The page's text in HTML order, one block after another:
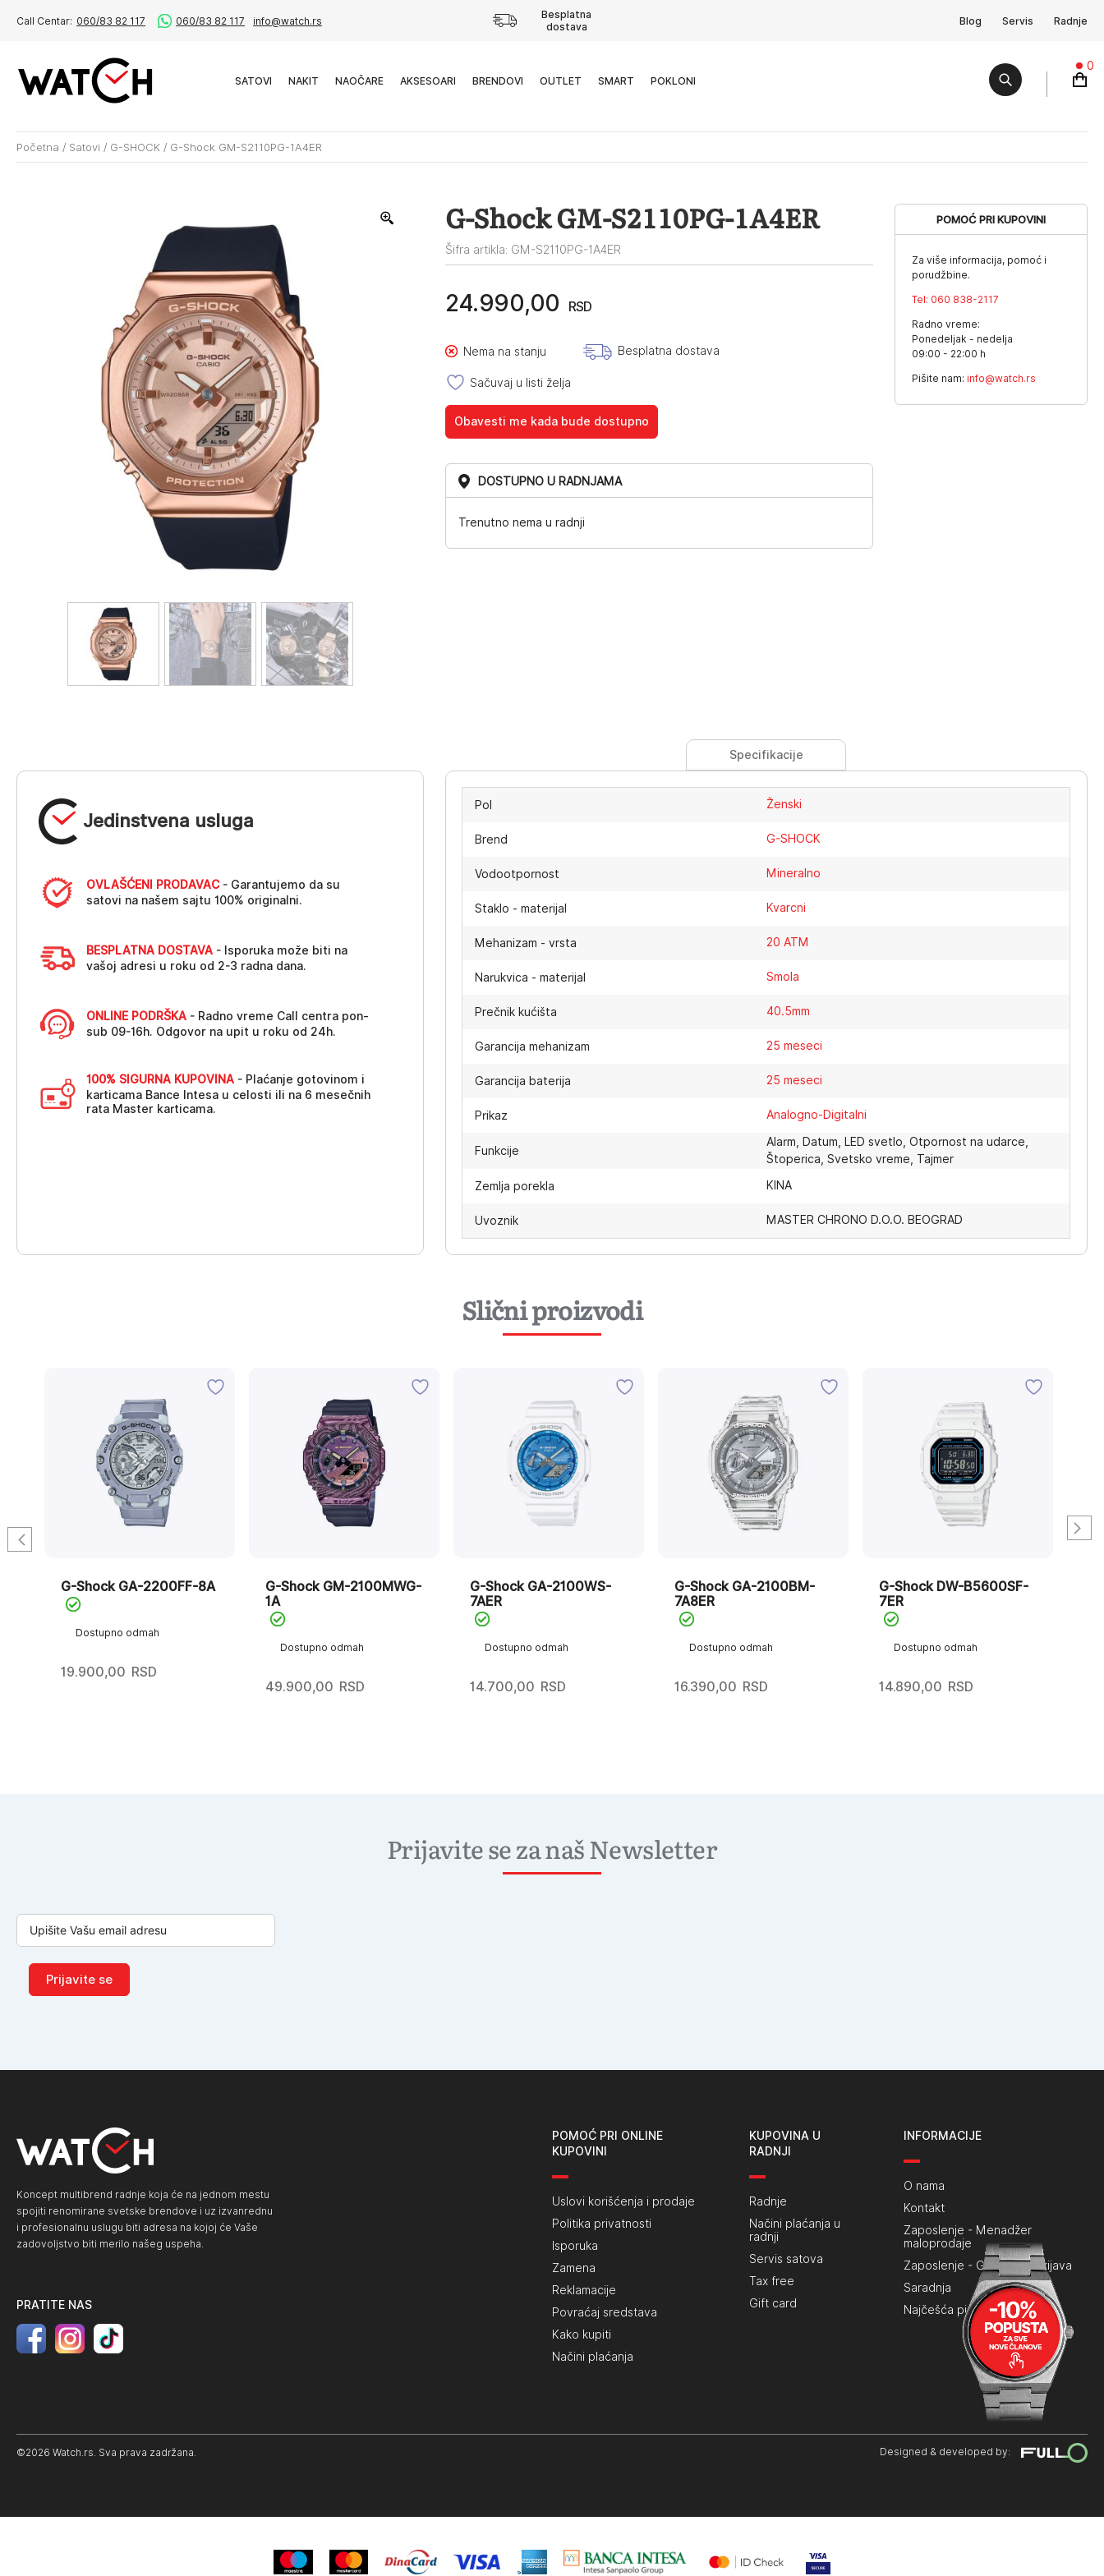
Call Centar: 060/83 82 117 060/83 82 117 info@watch.rs
Besplatna
dostava
Blog Servis Radnje
SATOVI NAKIT NAOČARE AKSESOARI BRENDOVI OUTLET SMART POKLONI
0
Početna / Satovi / G-SHOCK / G-Shock GM-S2110PG-1A4ER
G-Shock GM-S2110PG-1A4ER
Šifra artikla: GM-S2110PG-1A4ER
24.990,00 RSD
Nema na stanju Besplatna dostava
Sačuvaj u listi želja
Obavesti me kada bude dostupno
DOSTUPNO U RADNJAMA
Trenutno nema u radnji
POMOĆ PRI KUPOVINI
Za više informacija, pomoć i
porudžbine.
Tel: 060 838-2117
Radno vreme:
Ponedeljak - nedelja
09:00 - 22:00 h
Pišite nam: info@watch.rs
Jedinstvena usluga
OVLAŠĆENI PRODAVAC- Garantujemo da su
satovi na našem sajtu 100% originalni.
BESPLATNA DOSTAVA - Isporuka može biti na
vašoj adresi u roku od 2-3 radna dana.
ONLINE PODRŠKA - Radno vreme Call centra pon-
sub 09-16h. Odgovor na upit u roku od 24h.
100% SIGURNA KUPOVINA - Plaćanje gotovinom i
karticama Bance Intesa u celosti ili na 6 mesečnih
rata Master karticama.
Specifikacije
Pol Ženski
Brend G-SHOCK
Vodootpornost Mineralno
Staklo - materijal Kvarcni
Mehanizam - vrsta 20 ATM
Narukvica - materijal Smola
Prečnik kućišta 40.5mm
Garancija mehanizam 25 meseci
Garancija baterija 25 meseci
Prikaz Analogno-Digitalni
Funkcije
Alarm, Datum, LED svetlo, Otpornost na udarce,
Štoperica, Svetsko vreme, Tajmer
Zemlja porekla KINA
Uvoznik MASTER CHRONO D.O.O. BEOGRAD
Slični proizvodi
Dostupno odmah
G-Shock GA-2200FF-8A
19.900,00 RSD
Dostupno odmah
G-Shock GM-2100MWG-
1A
49.900,00 RSD
Dostupno odmah
G-Shock GA-2100WS-
7AER
14.700,00 RSD
Dostupno odmah
G-Shock GA-2100BM-
7A8ER
16.390,00 RSD
Dostupno odmah
G-Shock DW-B5600SF-
7ER
14.890,00 RSD
Prijavite se za naš Newsletter
Prijavite se
Koncept multibrend radnje koja će na jednom mestu
spojiti renomirane svetske brendove i uz izvanrednu
i profesionalnu uslugu biti adresa na kojoj će Vaše
zadovoljstvo biti merilo našeg uspeha.
PRATITE NAS
POMOĆ PRI ONLINE
KUPOVINI
Uslovi korišćenja i prodaje
Politika privatnosti
Isporuka
Zamena
Reklamacije
Povraćaj sredstava
Kako kupiti
Načini plaćanja
KUPOVINA U
RADNJI
Radnje
Načini plaćanja u
radnji
Servis satova
Tax free
Gift card
INFORMACIJE
O nama
Kontakt
Zaposlenje - Menadžer
maloprodaje
Zaposlenje - Generalna prijava
Saradnja
Najčešća pitanja
©2026 Watch.rs. Sva prava zadržana. Designed & developed by: